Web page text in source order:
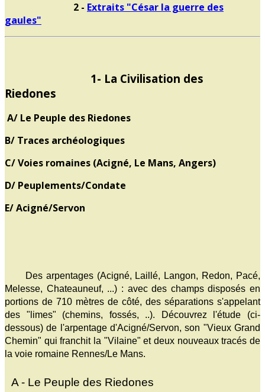
2 - Extraits "César la guerre des
gaules"
1- La Civilisation des
Riedones
A/ Le Peuple des Riedones
B/ Traces archéologiques
C/ Voies romaines (Acigné, Le Mans, Angers)
D/ Peuplements/Condate
E/ Acigné/Servon
Des arpentages (Acigné, Laillé, Langon, Redon, Pacé,
Melesse, Chateauneuf, ...) : avec des champs disposés en
portions de 710 mètres de côté, des séparations s'appelant
des "limes" (chemins, fossés, ..). Découvrez l'étude (ci-
dessous) de l'arpentage d'Acigné/Servon, son "Vieux Grand
Chemin" qui franchit la "Vilaine" et deux nouveaux tracés de
la voie romaine Rennes/Le Mans.
A - Le Peuple des Riedones